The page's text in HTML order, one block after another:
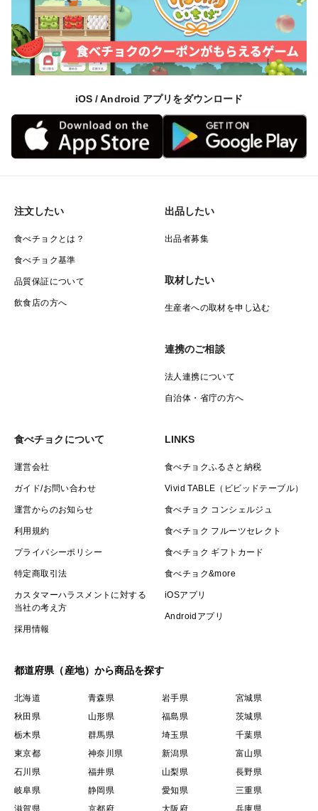
iOS / Android アプリをダウンロード
注文したい
食べチョクとは？
食べチョク基準
品質保証について
飲食店の方へ
出品したい
出品者募集
取材したい
生産者への取材を申し込む
連携のご相談
法人連携について
自治体・省庁の方へ
食べチョクについて
運営会社
ガイド/お問い合わせ
運営からのお知らせ
利用規約
プライバシーポリシー
特定商取引法
カスタマーハラスメントに対する
当社の考え方
採用情報
LINKS
食べチョクふるさと納税
Vivid TABLE（ビビッドテーブル）
食べチョク コンシェルジュ
食べチョク フルーツセレクト
食べチョク ギフトカード
食べチョク&more
iOSアプリ
Androidアプリ
都道府県（産地）から商品を探す
北海道 青森県 岩手県
宮城県
秋田県
山形県 福島県
茨城県
栃木県
群馬県 埼玉県
千葉県
東京都
神奈川県 新潟県
富山県
石川県
福井県 山梨県
長野県
岐阜県
静岡県 愛知県
三重県
滋賀県
京都府 大阪府 兵庫県